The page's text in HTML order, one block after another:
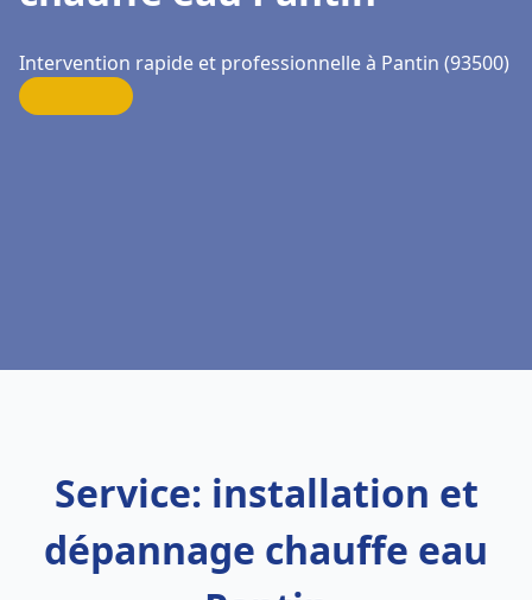
Intervention rapide et professionnelle à Pantin (93500)
Service: installation et
dépannage chauffe eau